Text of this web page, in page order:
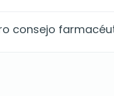
consejo